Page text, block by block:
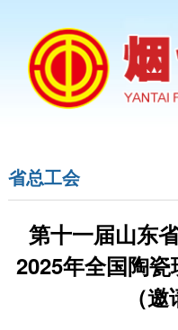
省总工会
第十一届山东
2025年全国陶
（